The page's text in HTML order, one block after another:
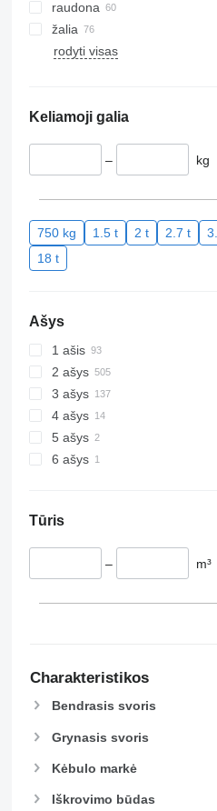
raudona
žalia
rodyti visas
Keliamoji galia
– kg
750 kg 1.5 t 2 t 2.7 t
18 t
Ašys
1 ašis
2 ašys
3 ašys
4 ašys
5 ašys
6 ašys
Tūris
– m³
Charakteristikos
Bendrasis svoris
Grynasis svoris
Kėbulo markė
Iškrovimo būdas